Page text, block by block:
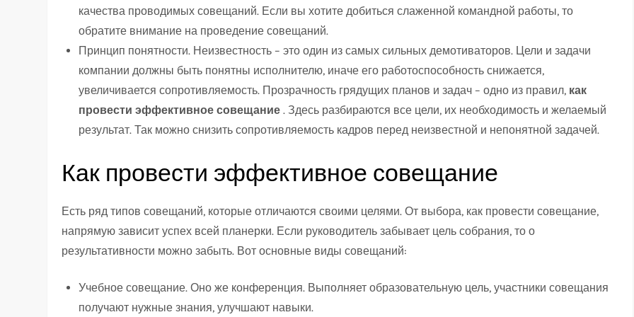
качества проводимых совещаний. Если вы хотите добиться слаженной командной работы, то
обратите внимание на проведение совещаний.
Принцип понятности. Неизвестность – это один из самых сильных демотиваторов. Цели и задачи
компании должны быть понятны исполнителю, иначе его работоспособность снижается,
увеличивается сопротивляемость. Прозрачность грядущих планов и задач – одно из правил, как
провести эффективное совещание. Здесь разбираются все цели, их необходимость и желаемый
результат. Так можно снизить сопротивляемость кадров перед неизвестной и непонятной задачей.
Как провести эффективное совещание
Есть ряд типов совещаний, которые отличаются своими целями. От выбора, как провести совещание,
напрямую зависит успех всей планерки. Если руководитель забывает цель собрания, то о
результативности можно забыть. Вот основные виды совещаний:
Учебное совещание. Оно же конференция. Выполняет образовательную цель, участники совещания
получают нужные знания, улучшают навыки.